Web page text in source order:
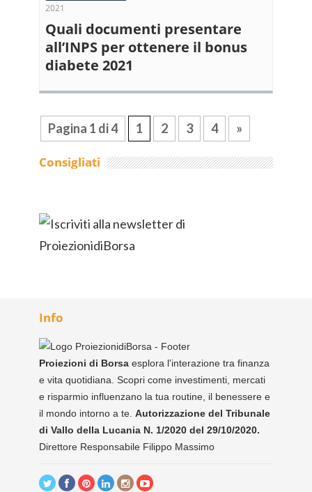
2021
Quali documenti presentare
all’INPS per ottenere il bonus
diabete 2021
Pagina 1 di 4 1 2 3 4 »
Consigliati
Info
Proiezioni di Borsa esplora l'interazione tra finanza
e vita quotidiana. Scopri come investimenti, mercati
e risparmio influenzano la tua routine, il benessere e
il mondo intorno a te. Autorizzazione del Tribunale
di Vallo della Lucania N. 1/2020 del 29/10/2020.
Direttore Responsabile Filippo Massimo